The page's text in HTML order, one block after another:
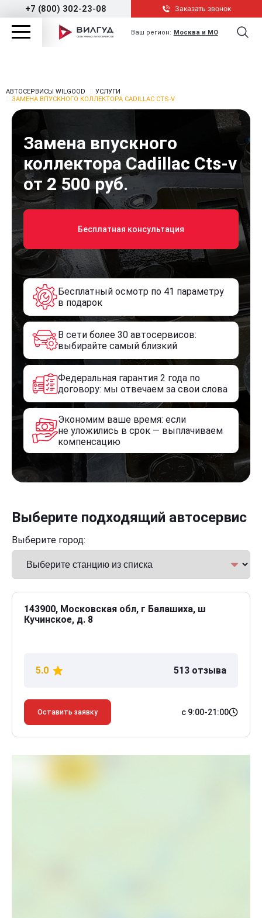
+7 (800) 302-23-08 Заказать звонок
Ваш регион: Москва и МО
АВТОСЕРВИСЫ WILGOOD
УСЛУГИ
ЗАМЕНА ВПУСКНОГО КОЛЛЕКТОРА CADILLAC CTS-V
Замена впускного
коллектора Cadillac Cts-v
от 2 500 руб.
Бесплатная консультация
Бесплатный осмотр по 41 параметру
в подарок
В сети более 30 автосервисов:
выбирайте самый близкий
Федеральная гарантия 2 года по
договору: мы отвечаем за свои слова
Экономим ваше время: если
не уложились в срок — выплачиваем
компенсацию
Выберите подходящий автосервис
Выберите город:
143900, Московская обл, г Балашиха, ш
Кучинское, д. 8
5.0 513 отзыва
Оставить заявку с 9:00-21:00